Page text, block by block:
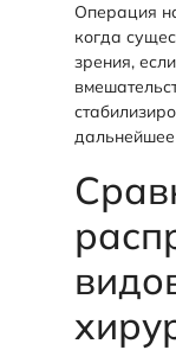
Операция
когда
зрения,